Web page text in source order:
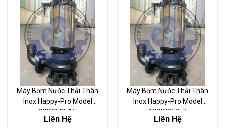
Máy Bơm Nước Thải Thân
Inox Happy-Pro Model
80WQ40-15
Liên Hệ
Máy Bơm Nước Thải Thân
Inox Happy-Pro Model
100WQ50-7
Liên Hệ